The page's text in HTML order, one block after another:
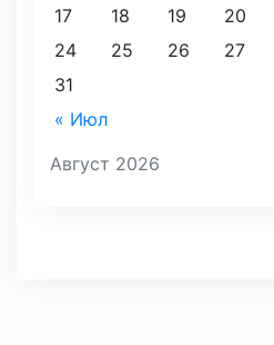
Август 2026
« Июл
17
18 19 20
24
25 26 27
31